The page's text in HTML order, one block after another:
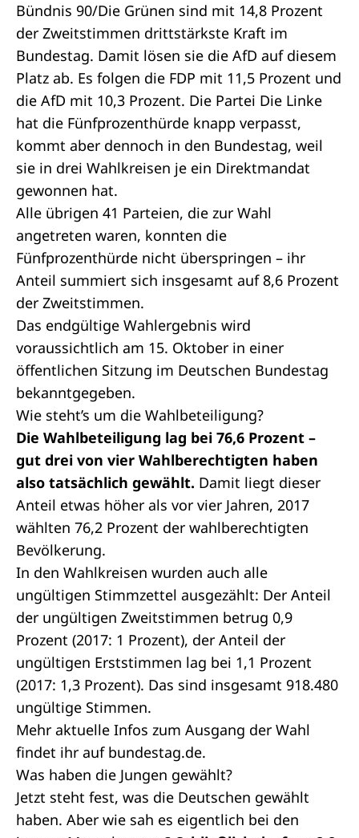
Bündnis 90/Die Grünen sind mit 14,8 Prozent
der Zweitstimmen drittstärkste Kraft im
Bundestag. Damit lösen sie die AfD auf diesem
Platz ab. Es folgen die FDP mit 11,5 Prozent und
die AfD mit 10,3 Prozent. Die Partei Die Linke
hat die Fünfprozenthürde knapp verpasst,
kommt aber dennoch in den Bundestag, weil
sie in drei Wahlkreisen je ein Direktmandat
gewonnen hat.
Alle übrigen 41 Parteien, die zur Wahl
angetreten waren, konnten die
Fünfprozenthürde nicht überspringen – ihr
Anteil summiert sich insgesamt auf 8,6 Prozent
der Zweitstimmen.
Das endgültige Wahlergebnis wird
voraussichtlich am 15. Oktober in einer
öffentlichen Sitzung im Deutschen Bundestag
bekanntgegeben.
Wie steht’s um die Wahlbeteiligung?
Die Wahlbeteiligung lag bei 76,6 Prozent –
gut drei von vier Wahlberechtigten haben
also tatsächlich gewählt. Damit liegt dieser
Anteil etwas höher als vor vier Jahren, 2017
wählten 76,2 Prozent der wahlberechtigten
Bevölkerung.
In den Wahlkreisen wurden auch alle
ungültigen Stimmzettel ausgezählt: Der Anteil
der ungültigen Zweitstimmen betrug 0,9
Prozent (2017: 1 Prozent), der Anteil der
ungültigen Erststimmen lag bei 1,1 Prozent
(2017: 1,3 Prozent). Das sind insgesamt 918.480
ungültige Stimmen.
Mehr aktuelle Infos zum Ausgang der Wahl
findet ihr auf bundestag.de.
Was haben die Jungen gewählt?
Jetzt steht fest, was die Deutschen gewählt
haben. Aber wie sah es eigentlich bei den